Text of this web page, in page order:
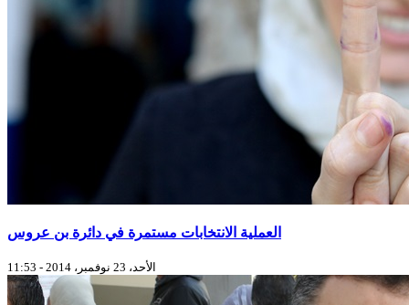
العملية الانتخابات مستمرة في دائرة بن عروس
الأحد، 23 نوفمبر، 2014 - 11:53